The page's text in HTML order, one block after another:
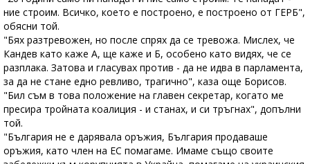
ние строим. Всичко, което е построено, е построено от ГЕРБ",
обясни той.
"Бях разтревожен, но после спрях да се тревожа. Мислех, че
Кандев като каже А, ще каже и Б, особено като видях, че се
разплака. Затова и гласувах против - да не идва в парламента,
за да не стане едно ревливо, трагично", каза още Борисов.
"Бил съм в това положение на главен секретар, когато ме
пресира тройната коалиция - и станах, и си тръгнах", допълни
той.
"България не е дарявала оръжия, България продаваше
оръжия, като член на ЕС помагаме. Имаме също своите